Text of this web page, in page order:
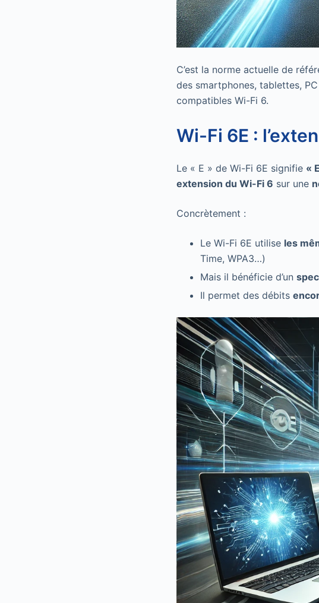
C’est la norme actuelle de
des smartphones, tablettes,
compatibles Wi-Fi 6.
Wi-Fi 6E :
Le « E » de Wi-Fi 6E signifie «
extension du Wi-Fi 6 sur une
Concrètement :
Le Wi-Fi 6E utilise les
Time, WPA3…)
Mais il bénéficie d’un
Il permet des débits